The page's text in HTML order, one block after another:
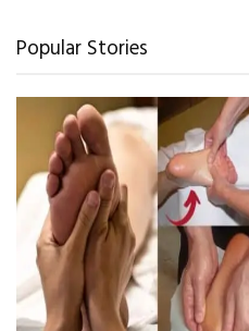
Popular Stories